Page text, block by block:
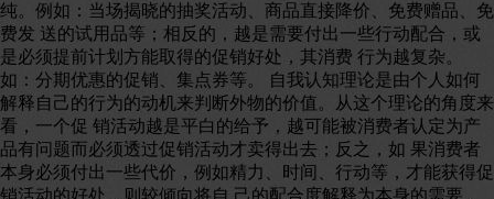
纯。例如：当场揭晓的抽奖活动、商品直接降价、免费赠品、免
费发 送的试用品等；相反的，越是需要付出一些行动配合，或
是必须提前计划方能取得的促销好处，其消费 行为越复杂。
如：分期优惠的促销、集点券等。 自我认知理论是由个人如何
解释自己的行为的动机来判断外物的价值。从这个理论的角度来
看，一个促 销活动越是平白的给予，越可能被消费者认定为产
品有问题而必须透过促销活动才卖得出去；反之，如 果消费者
本身必须付出一些代价，例如精力、时间、行动等，才能获得促
销活动的好处，则较倾向将自 己的配合度解释为本身的需要，